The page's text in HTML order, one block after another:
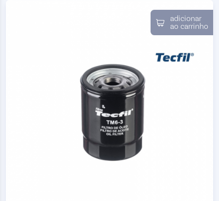
adicionar
ao carrinho